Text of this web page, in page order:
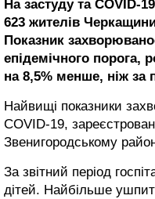
На застуду та COVID-
623 жителів
Показник
епідемічного порога,
на 8,5% менше, ніж за
Найвищі показники
COVID-19,
Звенигородському
За звітний період
дітей. Найбільше